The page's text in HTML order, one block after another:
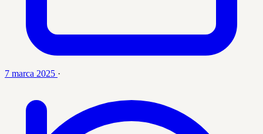
7 marca 2025 ·